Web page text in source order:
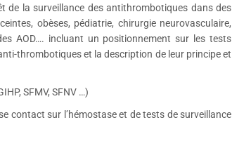
de la surveillance des antithrombotiques dans des
obèses, pédiatrie, chirurgie neurovasculaire,
AOD…. incluant un positionnement sur les tests
thrombotiques et la description de leur principe et
SFMV, SFNV …)
contact sur l’hémostase et de tests de surveillance